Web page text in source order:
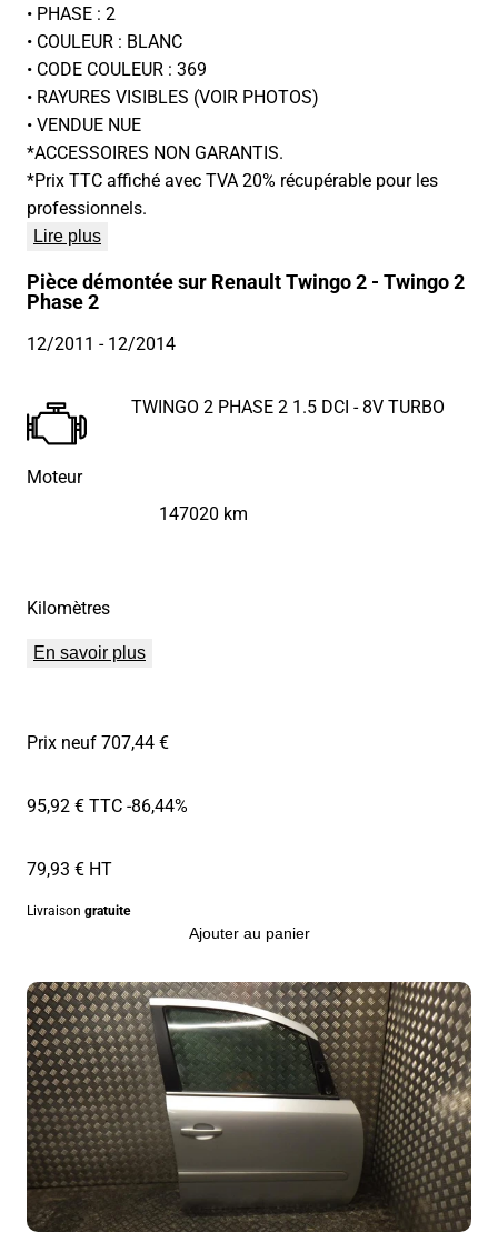
• PHASE : 2
• COULEUR : BLANC
• CODE COULEUR : 369
• RAYURES VISIBLES (VOIR PHOTOS)
• VENDUE NUE
*ACCESSOIRES NON GARANTIS.
*Prix TTC affiché avec TVA 20% récupérable pour les
professionnels.
Lire plus
Pièce démontée sur Renault Twingo 2 - Twingo 2
Phase 2
12/2011 - 12/2014
Moteur
TWINGO 2 PHASE 2 1.5 DCI - 8V TURBO
Kilomètres
147020 km
En savoir plus
Prix neuf 707,44 €
95,92 € TTC-86,44%
79,93 € HT
Livraison gratuite
Ajouter au panier